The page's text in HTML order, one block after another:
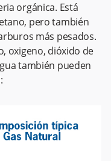
orgánica. Está
pero también
más pesados.
oxigeno, dióxido de
también pueden